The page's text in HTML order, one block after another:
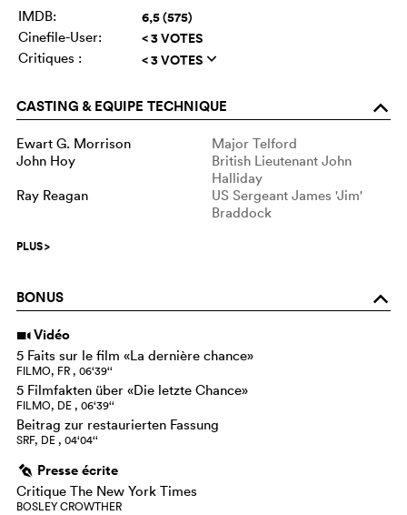
IMDB:
6,5 (575)
Cinefile-User: < 3 VOTES
Critiques : < 3 VOTES q
CASTING & EQUIPE TECHNIQUE o
Ewart G. Morrison
Major Telford
John Hoy
British Lieutenant John
Halliday
Ray Reagan
US Sergeant James 'Jim'
Braddock
PLUS>
BONUS o
i Vidéo
5 Faits sur le film «La dernière chance»
FILMO, FR , 06‘39‘‘
5 Filmfakten über «Die letzte Chance»
FILMO, DE , 06‘39‘‘
Beitrag zur restaurierten Fassung
SRF, DE , 04‘04‘‘
g Presse écrite
Critique The New York Times
BOSLEY CROWTHER